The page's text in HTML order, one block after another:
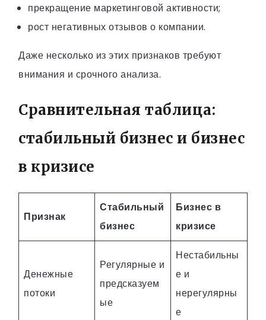
прекращение маркетинговой активности;
рост негативных отзывов о компании.
Даже несколько из этих признаков требуют
внимания и срочного анализа.
Сравнительная таблица:
стабильный бизнес и бизнес
в кризисе
Признак
Стабильный
бизнес
Бизнес в
кризисе
Денежные
потоки
Регулярные и
предсказуем
ые
Нестабильны
е и
нерегулярны
е